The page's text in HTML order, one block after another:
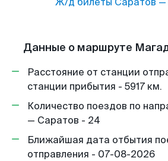
Данные о маршруте
Расстояние от станции
станции прибытия - 5917 км.
Количество поездов по
— Саратов - 24
Ближайшая дата отбытия
отправления - 07-08-2026